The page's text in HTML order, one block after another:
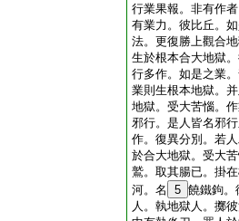
行業果報。非有作
有業力。彼比丘。
法。更復勝上觀合
生於根本合大地獄
行多作。如是之業
業則生根本地獄。
地獄。受大苦惱。
邪行。是人皆名邪
作。復異分別。若
於合大地獄。受大
鷲。取其腸已。掛
河。名
5 饒鐵鉤。
人。執地獄人。擲